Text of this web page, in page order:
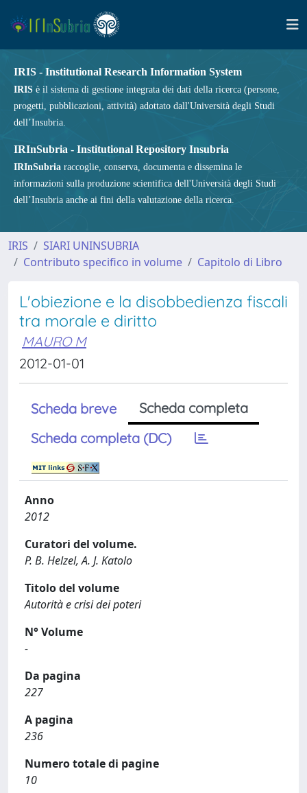
IRIS - Institutional Research Information System
IRIS è il sistema di gestione integrata dei dati della ricerca (persone,
progetti, pubblicazioni, attività) adottato dall'Università degli Studi
dell’Insubria.
IRInSubria - Institutional Repository Insubria
IRInSubria raccoglie, conserva, documenta e dissemina le
informazioni sulla produzione scientifica dell'Università degli Studi
dell’Insubria anche ai fini della valutazione della ricerca.
IRIS
SIARI UNINSUBRIA
Contributo specifico in volume
Capitolo di Libro
L'obiezione e la disobbedienza fiscali
tra morale e diritto
MAURO M
2012-01-01
Scheda breve
Scheda completa
Scheda completa (DC)
Anno
2012
Curatori del volume.
P. B. Helzel, A. J. Katolo
Titolo del volume
Autorità e crisi dei poteri
N° Volume
-
Da pagina
227
A pagina
236
Numero totale di pagine
10